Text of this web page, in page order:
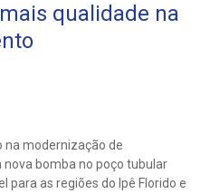
qualidade na
na modernização de
bomba no poço tubular
as regiões do Ipê Florido e